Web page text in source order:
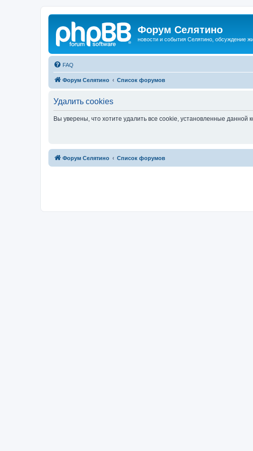
Форум Селятино
новости и события Селятино, обсуждение
FAQ
Форум Селятино Список форумов
Удалить cookies
Вы уверены, что хотите удалить все cookie, установленные данной
Форум Селятино Список форумов